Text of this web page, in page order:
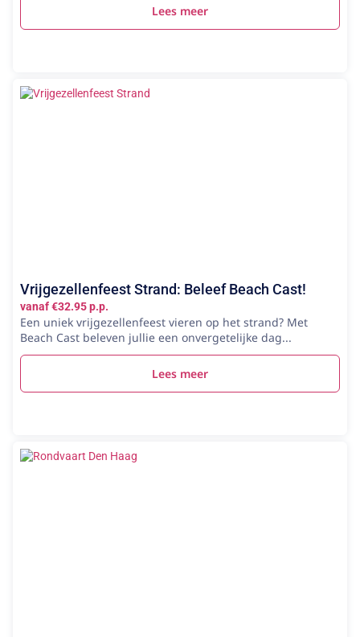
Lees meer
Vrijgezellenfeest Strand: Beleef Beach Cast!
vanaf €32.95 p.p.
Een uniek vrijgezellenfeest vieren op het strand? Met
Beach Cast beleven jullie een onvergetelijke dag...
Lees meer